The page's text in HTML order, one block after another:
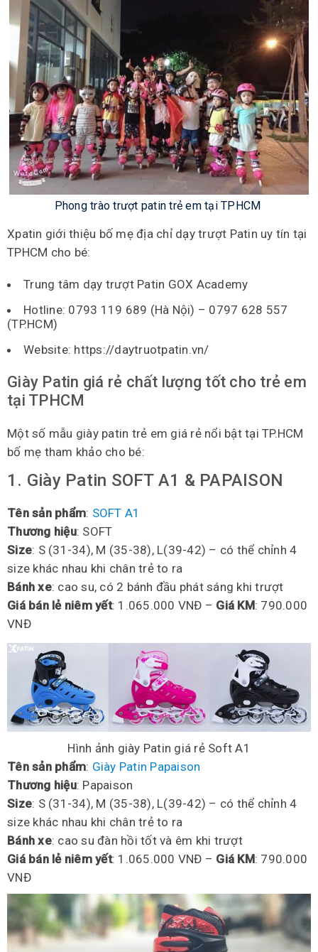
Phong trào trượt patin trẻ em tại TPHCM
Xpatin giới thiệu bố mẹ địa chỉ dạy trượt Patin uy tín tại
TPHCM cho bé:
Trung tâm dạy trượt Patin GOX Academy
Hotline: 0793 119 689 (Hà Nội) – 0797 628 557
(TP.HCM)
Website: https://daytruotpatin.vn/
Giày Patin giá rẻ chất lượng tốt cho trẻ em
tại TPHCM
Một số mẫu giày patin trẻ em giá rẻ nổi bật tại TP.HCM
bố mẹ tham khảo cho bé:
1. Giày Patin SOFT A1 & PAPAISON
Tên sản phẩm: SOFT A1
Thương hiệu: SOFT
Size: S (31-34), M (35-38), L(39-42) – có thể chỉnh 4
size khác nhau khi chân trẻ to ra
Bánh xe: cao su, có 2 bánh đầu phát sáng khi trượt
Giá bán lẻ niêm yết: 1.065.000 VNĐ – Giá KM: 790.000
VNĐ
Hình ảnh giày Patin giá rẻ Soft A1
Tên sản phẩm: Giày Patin Papaison
Thương hiệu: Papaison
Size: S (31-34), M (35-38), L(39-42) – có thể chỉnh 4
size khác nhau khi chân trẻ to ra
Bánh xe: cao su đàn hồi tốt và êm khi trượt
Giá bán lẻ niêm yết: 1.065.000 VNĐ – Giá KM: 790.000
VNĐ